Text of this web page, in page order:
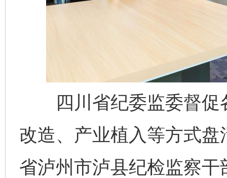
四川省纪委监委督促
改造、产业植入等方式
省泸州市泸县纪检监察